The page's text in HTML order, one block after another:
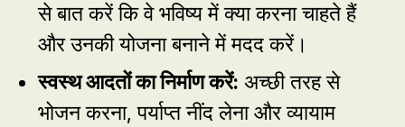
से बात करें कि वे भविष्य में क्या करना चाहते हैं
और उनकी योजना बनाने में मदद करें।
स्वस्थ आदतों का निर्माण करें: अच्छी तरह से
भोजन करना, पर्याप्त नींद लेना और व्यायाम